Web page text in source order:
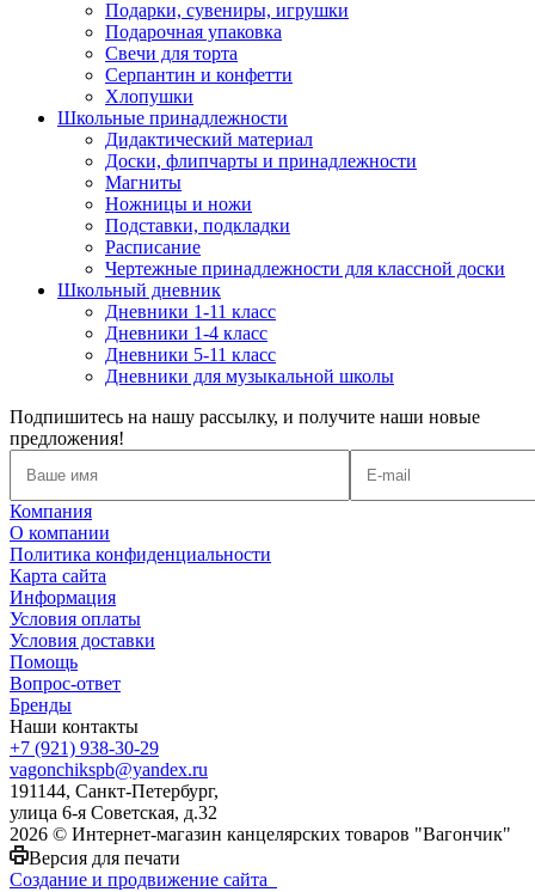
Подарки, сувениры, игрушки
Подарочная упаковка
Свечи для торта
Серпантин и конфетти
Хлопушки
Школьные принадлежности
Дидактический материал
Доски, флипчарты и принадлежности
Магниты
Ножницы и ножи
Подставки, подкладки
Расписание
Чертежные принадлежности для классной доски
Школьный дневник
Дневники 1-11 класс
Дневники 1-4 класс
Дневники 5-11 класс
Дневники для музыкальной школы
Подпишитесь на нашу рассылку, и получите наши новые
предложения!
Компания
О компании
Политика конфиденциальности
Карта сайта
Информация
Условия оплаты
Условия доставки
Помощь
Вопрос-ответ
Бренды
Наши контакты
+7 (921) 938-30-29
vagonchikspb@yandex.ru
191144, Санкт-Петербург,
улица 6-я Советская, д.32
2026 © Интернет-магазин канцелярских товаров "Вагончик"
Версия для печати
Создание и продвижение сайта